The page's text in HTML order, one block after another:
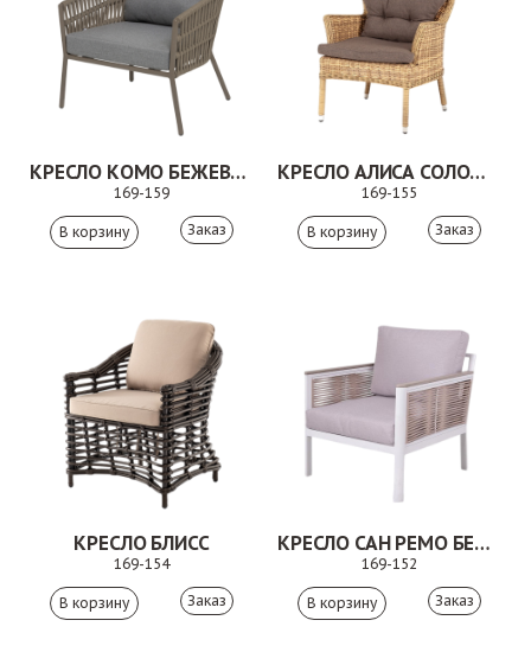
КРЕСЛО КОМО БЕЖЕВО-СЕРЫЙ
169-159
Заказ
КРЕСЛО АЛИСА СОЛОМЕННЫЙ
169-155
Заказ
КРЕСЛО БЛИСС
169-154
Заказ
КРЕСЛО САН РЕМО БЕЖЕВЫЙ
169-152
Заказ